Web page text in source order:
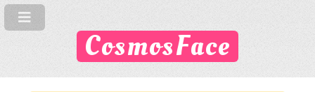
CosmosFace